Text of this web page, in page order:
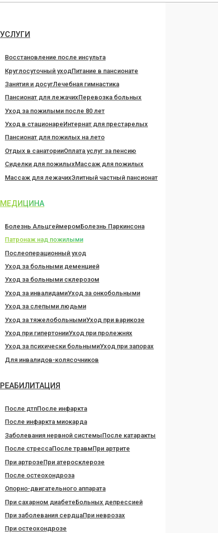
Перейти
содержанию
УСЛУГИ
Восстановление после инсульта
Круглосуточный уходПитание в пансионате
Занятия и досугЛечебная гимнастика
Пансионат для лежачихПеревозка больных
Уход за пожилыми после 80 лет
Уход в стационареИнтернат для престарелых
Пансионат для пожилых на лето
Отдых в санаторииОплата услуг за пенсию
Сиделки для пожилыхМассаж для пожилых
Массаж для лежачихЭлитный частный пансионат
МЕДИЦИНА
Болезнь АльцгеймеромБолезнь Паркинсона
Патронаж над пожилыми
Послеоперационный уход
Уход за больными деменцией
Уход за больными склерозом
Уход за инвалидамиУход за онкобольными
Уход за слепыми людьми
Уход за тяжелобольнымиУход при варикозе
Уход при гипертонииУход при пролежнях
Уход за психически больнымиУход при запорах
Для инвалидов-колясочников
РЕАБИЛИТАЦИЯ
После дтпПосле инфаркта
После инфаркта миокарда
Заболевания нервной системыПосле катаракты
После стрессаПосле травмПри артрите
При артрозеПри атеросклерозе
После остеохондроза
Опорно-двигательного аппарата
При сахарном диабетеБольных депрессией
При заболевания сердцаПри неврозах
При остеохондрозе